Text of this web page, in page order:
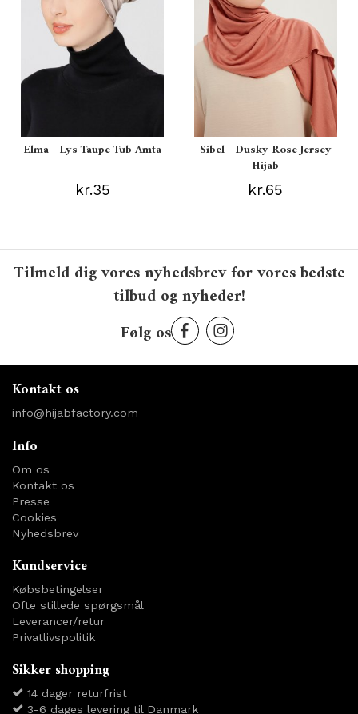
Elma - Lys Taupe Tub Amta
kr.35
Sibel - Dusky Rose Jersey
Hijab
kr.65
Tilmeld dig vores nyhedsbrev for vores bedste
tilbud og nyheder!
Følg os
Kontakt os
info@hijabfactory.com
Info
Om os
Kontakt os
Presse
Cookies
Nyhedsbrev
Kundservice
Købsbetingelser
Ofte stillede spørgsmål
Leverancer/retur
Privatlivspolitik
Sikker shopping
14 dager returfrist
3-6 dages levering til Danmark